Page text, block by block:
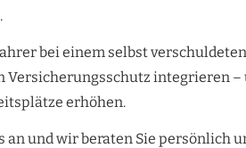
bei einem selbst verschuldeten
Versicherungsschutz integrieren –
erhöhen.
an und wir beraten Sie persönlich